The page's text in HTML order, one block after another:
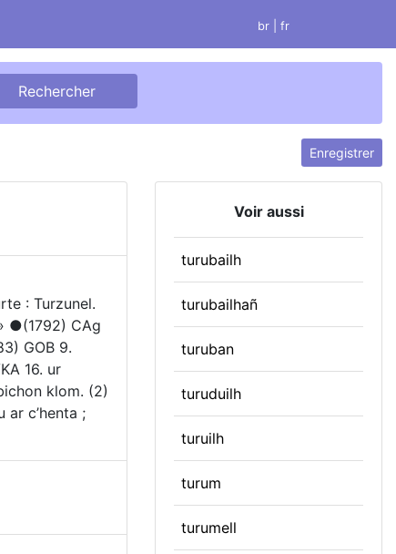
br | fr
Enregistrer
: Turzunel.
●(1792) CAg
GOB 9.
16. ur
klom. (2)
ar c’henta ;
Voir aussi
turubailh
turubailhañ
turuban
turuduilh
turuilh
turum
turumell